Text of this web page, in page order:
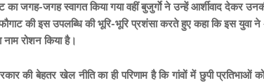
का जगह-जगह स्वागत किया गया वहीं बुजुर्गाे ने उन्हें आर्शीवाद देकर
की इस उपलब्धि की भूरि-भूरि प्रशंसा करते हुए कहा कि इस युवा
नाम रोशन किया है।
की बेहतर खेल नीति का ही परिणाम है कि गांवों में छुपी